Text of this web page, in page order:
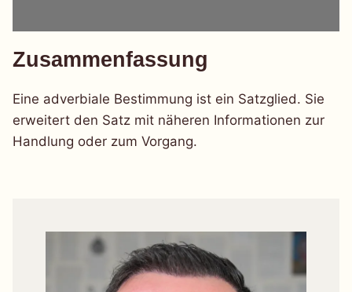
Zusammenfassung
Eine adverbiale Bestimmung ist ein Satzglied. Sie
erweitert den Satz mit näheren Informationen zur
Handlung oder zum Vorgang.